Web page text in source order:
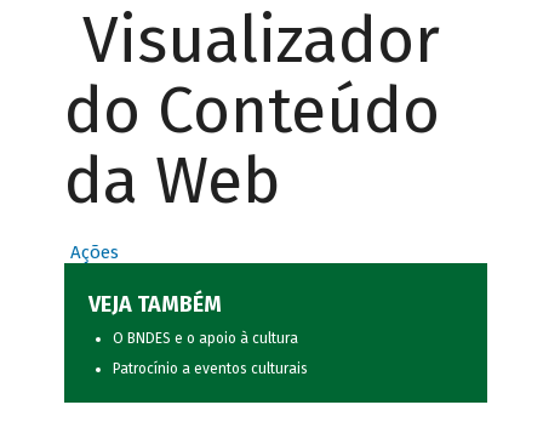
Visualizador
do Conteúdo
da Web
Ações
VEJA TAMBÉM
O BNDES e o apoio à cultura
Patrocínio a eventos culturais